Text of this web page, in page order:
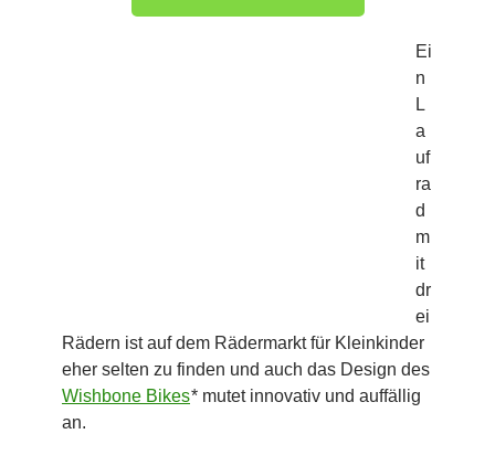
Ei
n
L
a
uf
ra
d
m
it
dr
ei
Rädern ist auf dem Rädermarkt für Kleinkinder
eher selten zu finden und auch das Design des
Wishbone Bikes* mutet innovativ und auffällig
an.